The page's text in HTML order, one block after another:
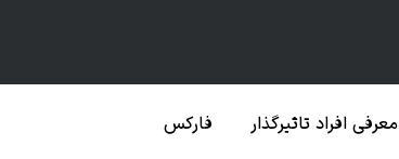
معرفی افراد تاثیرگذار فارکس